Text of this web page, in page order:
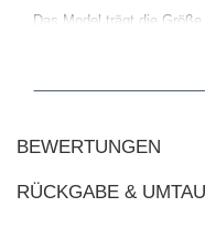
Das Model trägt die
cm, Gesamtlänge - 81 cm.
BEWERTUNGEN
RÜCKGABE &